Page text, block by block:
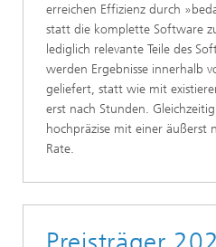
erreichen Effizienz durch
statt die komplette Software
lediglich relevante Teile des
werden Ergebnisse innerhalb
geliefert, statt wie mit
erst nach Stunden.
hochpräzise mit einer äußerst
Rate.